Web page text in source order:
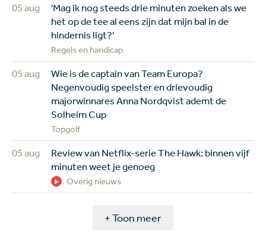
05 aug
'Mag ik nog steeds drie minuten zoeken als we
het op de tee al eens zijn dat mijn bal in de
hindernis ligt?'
Regels en handicap
05 aug
Wie is de captain van Team Europa?
Negenvoudig speelster en drievoudig
majorwinnares Anna Nordqvist ademt de
Solheim Cup
Topgolf
05 aug
Review van Netflix-serie The Hawk: binnen vijf
minuten weet je genoeg
Overig nieuws
+ Toon meer